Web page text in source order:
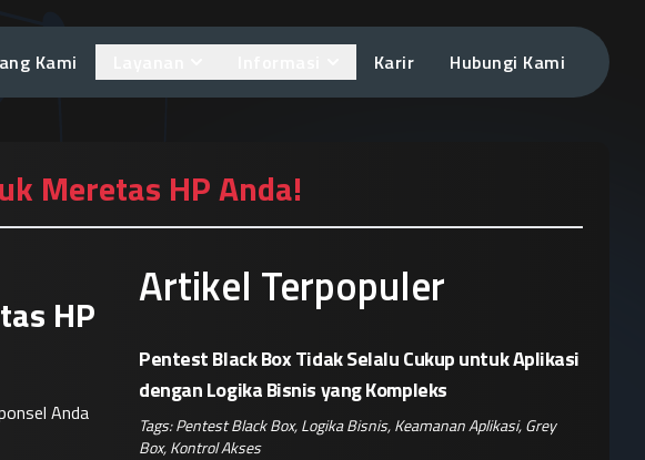
Kami Karir Hubungi Kami
Meretas HP Anda!
HP
Anda
Artikel Terpopuler
Pentest Black Box Tidak Selalu Cukup untuk Aplikasi
dengan Logika Bisnis yang Kompleks
Tags:Pentest Black Box,Logika Bisnis,Keamanan Aplikasi,Grey
Box,Kontrol Akses